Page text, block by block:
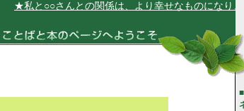
★私と○○さんとの関係は、より幸せなものになり、